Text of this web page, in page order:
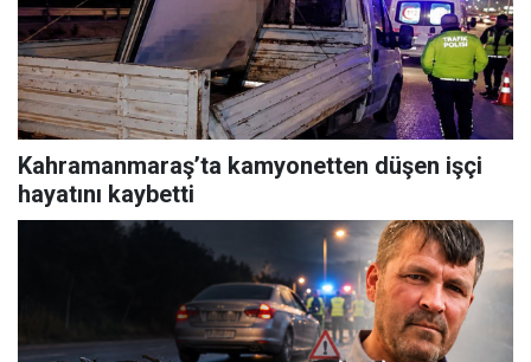
Kahramanmaraş’ta kamyonetten düşen işçi
hayatını kaybetti